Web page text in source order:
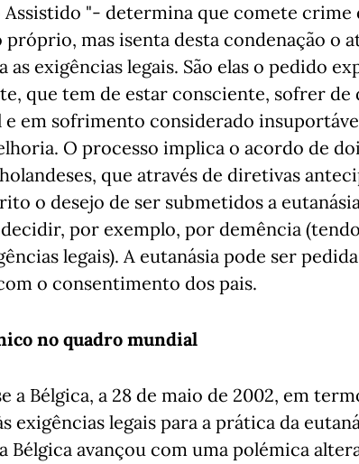
Assistido "- determina que comete crime
próprio, mas isenta desta condenação o
exigências legais. São elas o pedido
que tem de estar consciente, sofrer de
em sofrimento considerado
O processo implica o acordo de
que através de diretivas
o desejo de ser submetidos a
por exemplo, por demência
legais). A eutanásia pode ser
o consentimento dos pais.
no quadro mundial
a Bélgica, a 28 de maio de 2002, em
exigências legais para a prática da
Bélgica avançou com uma polémica